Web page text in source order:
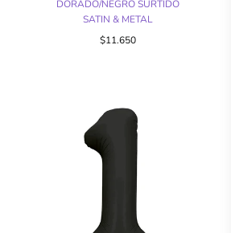
DORADO/NEGRO SURTIDO
SATIN & METAL
Precio
$11.650